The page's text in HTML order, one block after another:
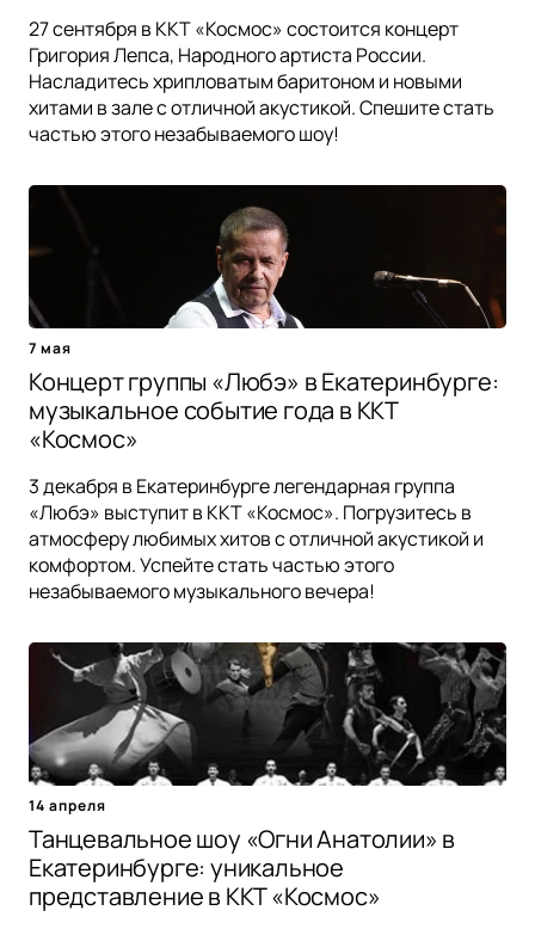
27 сентября в ККТ «Космос» состоится концерт
Григория Лепса, Народного артиста России.
Насладитесь хрипловатым баритоном и новыми
хитами в зале с отличной акустикой. Спешите стать
частью этого незабываемого шоу!
7 мая
Концерт группы «Любэ» в Екатеринбурге:
музыкальное событие года в ККТ
«Космос»
3 декабря в Екатеринбурге легендарная группа
«Любэ» выступит в ККТ «Космос». Погрузитесь в
атмосферу любимых хитов с отличной акустикой и
комфортом. Успейте стать частью этого
незабываемого музыкального вечера!
14 апреля
Танцевальное шоу «Огни Анатолии» в
Екатеринбурге: уникальное
представление в ККТ «Космос»